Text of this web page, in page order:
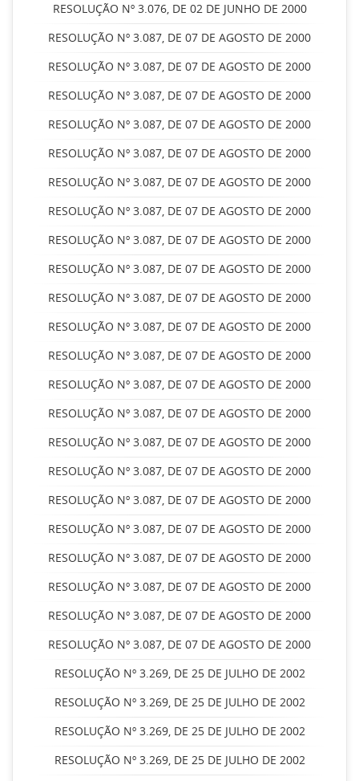
RESOLUÇÃO Nº 3.076, DE 02 DE JUNHO DE 2000
RESOLUÇÃO Nº 3.087, DE 07 DE AGOSTO DE 2000
RESOLUÇÃO Nº 3.087, DE 07 DE AGOSTO DE 2000
RESOLUÇÃO Nº 3.087, DE 07 DE AGOSTO DE 2000
RESOLUÇÃO Nº 3.087, DE 07 DE AGOSTO DE 2000
RESOLUÇÃO Nº 3.087, DE 07 DE AGOSTO DE 2000
RESOLUÇÃO Nº 3.087, DE 07 DE AGOSTO DE 2000
RESOLUÇÃO Nº 3.087, DE 07 DE AGOSTO DE 2000
RESOLUÇÃO Nº 3.087, DE 07 DE AGOSTO DE 2000
RESOLUÇÃO Nº 3.087, DE 07 DE AGOSTO DE 2000
RESOLUÇÃO Nº 3.087, DE 07 DE AGOSTO DE 2000
RESOLUÇÃO Nº 3.087, DE 07 DE AGOSTO DE 2000
RESOLUÇÃO Nº 3.087, DE 07 DE AGOSTO DE 2000
RESOLUÇÃO Nº 3.087, DE 07 DE AGOSTO DE 2000
RESOLUÇÃO Nº 3.087, DE 07 DE AGOSTO DE 2000
RESOLUÇÃO Nº 3.087, DE 07 DE AGOSTO DE 2000
RESOLUÇÃO Nº 3.087, DE 07 DE AGOSTO DE 2000
RESOLUÇÃO Nº 3.087, DE 07 DE AGOSTO DE 2000
RESOLUÇÃO Nº 3.087, DE 07 DE AGOSTO DE 2000
RESOLUÇÃO Nº 3.087, DE 07 DE AGOSTO DE 2000
RESOLUÇÃO Nº 3.087, DE 07 DE AGOSTO DE 2000
RESOLUÇÃO Nº 3.087, DE 07 DE AGOSTO DE 2000
RESOLUÇÃO Nº 3.087, DE 07 DE AGOSTO DE 2000
RESOLUÇÃO Nº 3.269, DE 25 DE JULHO DE 2002
RESOLUÇÃO Nº 3.269, DE 25 DE JULHO DE 2002
RESOLUÇÃO Nº 3.269, DE 25 DE JULHO DE 2002
RESOLUÇÃO Nº 3.269, DE 25 DE JULHO DE 2002